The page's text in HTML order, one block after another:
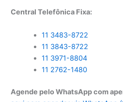
Central Telefônica Fixa:
11 3483-8722
11 3843-8722
11 3971-8804
11 2762-1480
Agende pelo WhatsApp com